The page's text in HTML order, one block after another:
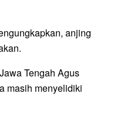
anjing
Tengah Agus
masih menyelidiki